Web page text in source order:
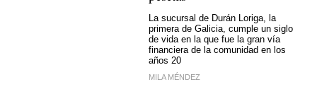
La sucursal de Durán Loriga, la
primera de Galicia, cumple un siglo
de vida en la que fue la gran vía
financiera de la comunidad en los
años 20
MILA MÉNDEZ